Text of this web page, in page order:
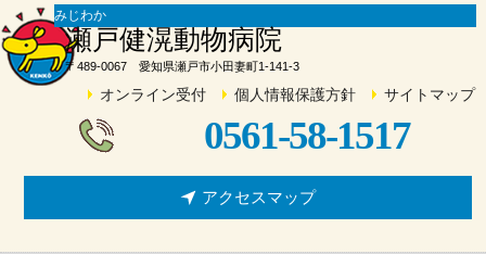
みじわか
瀬戸健滉動物病院
〒489-0067 愛知県瀬戸市小田妻町1-141-3
オンライン受付 個人情報保護方針 サイトマップ
0561-58-1517
アクセスマップ